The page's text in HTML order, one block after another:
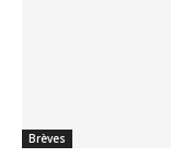
Brèves